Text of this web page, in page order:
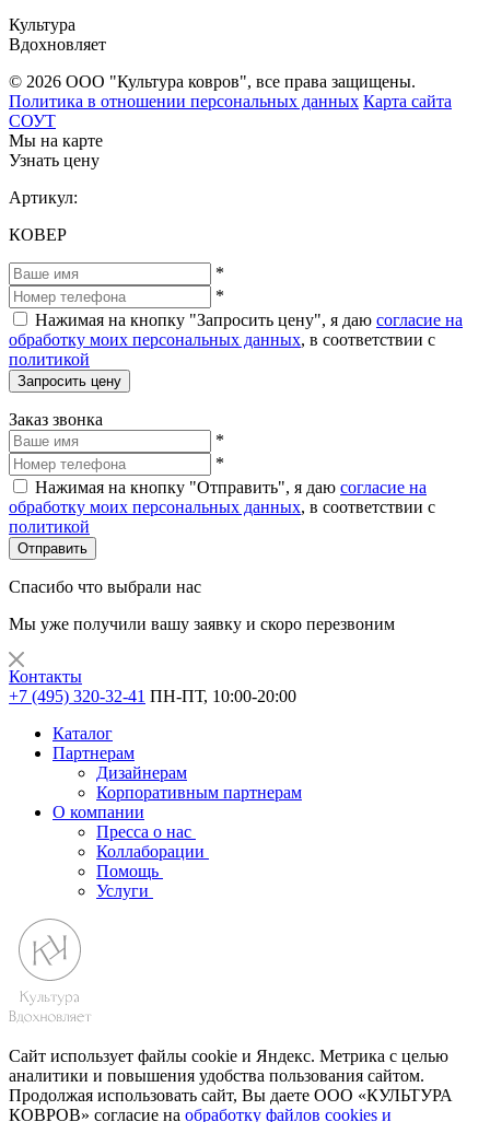
Культура
Вдохновляет
© 2026 ООО "Культура ковров", все права защищены.
Политика в отношении персональных данных Карта сайта
СОУТ
Мы на карте
Узнать цену
Артикул:
КОВЕР
*
*
Нажимая на кнопку "Запросить цену", я даю согласие на
обработку моих персональных данных, в соответствии с
политикой
Запросить цену
Заказ звонка
*
*
Нажимая на кнопку "Отправить", я даю согласие на
обработку моих персональных данных, в соответствии с
политикой
Отправить
Спасибо что выбрали нас
Мы уже получили вашу заявку и скоро перезвоним
Контакты
+7 (495) 320-32-41 ПН-ПТ, 10:00-20:00
Каталог
Партнерам
Дизайнерам
Корпоративным партнерам
О компании
Пресса о нас
Коллаборации
Помощь
Услуги
Сайт использует файлы cookie и Яндекс. Метрика с целью
аналитики и повышения удобства пользования сайтом.
Продолжая использовать сайт, Вы даете ООО «КУЛЬТУРА
КОВРОВ» согласие на обработку файлов cookies и